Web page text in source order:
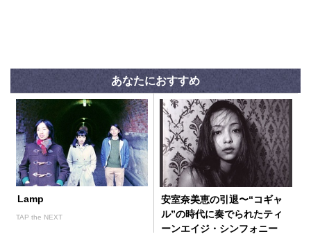
あなたにおすすめ
Lamp
TAP the NEXT
安室奈美恵の引退〜“コギャ
ル”の時代に奏でられたティ
ーンエイジ・シンフォニー